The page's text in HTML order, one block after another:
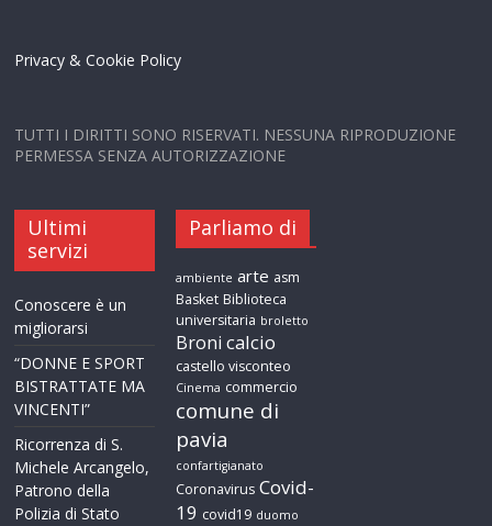
Privacy & Cookie Policy
TUTTI I DIRITTI SONO RISERVATI. NESSUNA RIPRODUZIONE
PERMESSA SENZA AUTORIZZAZIONE
Ultimi
servizi
Conoscere è un
migliorarsi
“DONNE E SPORT
BISTRATTATE MA
VINCENTI”
Ricorrenza di S.
Michele Arcangelo,
Patrono della
Polizia di Stato
Parliamo di
ambiente arte asm
Basket Biblioteca
universitaria broletto
Broni calcio
castello visconteo
Cinema commercio
comune di
pavia
confartigianato
Coronavirus Covid-
19 covid19 duomo